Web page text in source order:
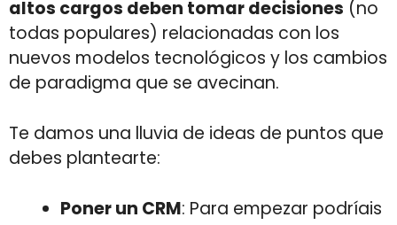
altos cargos deben tomar decisiones (no
todas populares) relacionadas con los
nuevos modelos tecnológicos y los cambios
de paradigma que se avecinan.
Te damos una lluvia de ideas de puntos que
debes plantearte:
Poner un CRM: Para empezar podríais